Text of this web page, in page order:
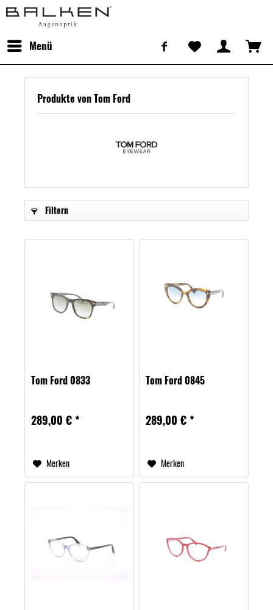
Menü
Produkte von Tom Ford
Filtern
Tom Ford 0833
289,00 € *
Merken
Tom Ford 0845
289,00 € *
Merken